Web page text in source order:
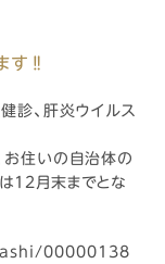
す‼
診、肝炎ウイルス
お住いの自治体の
12月末までとな
00000138